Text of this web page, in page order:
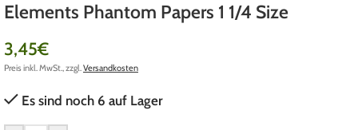
Elements Phantom Papers 1 1/4 Size
3,45€
Preis inkl. MwSt., zzgl.Versandkosten
Es sind noch 6 auf Lager